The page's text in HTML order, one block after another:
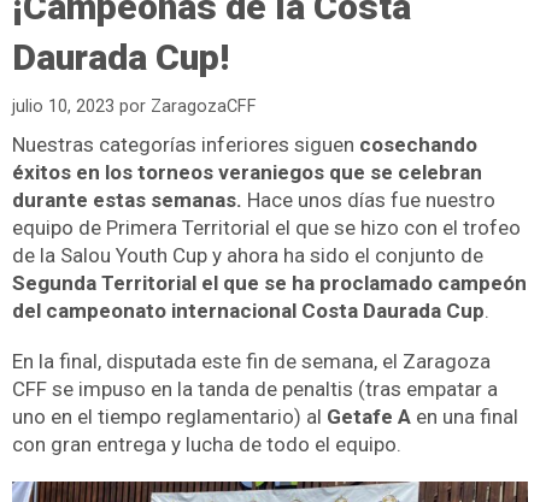
Daurada Cup!
julio 10, 2023 por ZaragozaCFF
Nuestras categorías inferiores siguen cosechando
éxitos en los torneos veraniegos que se celebran
durante estas semanas. Hace unos días fue nuestro
equipo de Primera Territorial el que se hizo con el trofeo
de la Salou Youth Cup y ahora ha sido el conjunto de
Segunda Territorial el que se ha proclamado campeón
del campeonato internacional Costa Daurada Cup.
En la final, disputada este fin de semana, el Zaragoza
CFF se impuso en la tanda de penaltis (tras empatar a
uno en el tiempo reglamentario) al Getafe A en una final
con gran entrega y lucha de todo el equipo.